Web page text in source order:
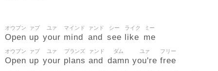
Open
オウプン
up
ァプ
your
ユァ
mind
マインド
and
ァンド
see
シー
like
ライク
me
ミー
Open
オウプン
up
ァプ
your
ユァ
plans
プランズ
and
ァンド
damn
ダム
you're
ユァ
free
フリー